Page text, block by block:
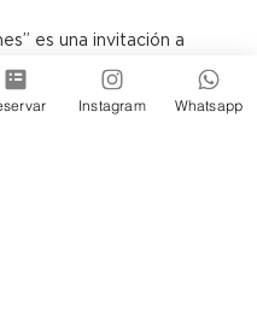
es una invitación a
a través del lenguaje
lienzo puede
en una arquitectura
Instagram Whatsapp